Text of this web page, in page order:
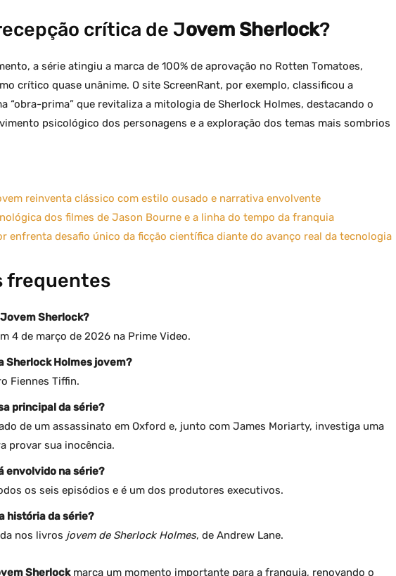
crítica de Jovem Sherlock?
a série atingiu a marca de 100% de aprovação no Rotten Tomatoes,
crítico quase unânime. O site ScreenRant, por exemplo, classificou a
“obra-prima” que revitaliza a mitologia de Sherlock Holmes, destacando o
psicológico dos personagens e a exploração dos temas mais sombrios
reinventa clássico com estilo ousado e narrativa envolvente
dos filmes de Jason Bourne e a linha do tempo da franquia
enfrenta desafio único da ficção científica diante do avanço real da tecnologia
frequentes
Sherlock?
4 de março de 2026 na Prime Video.
Sherlock Holmes jovem?
Fiennes Tiffin.
principal da série?
de um assassinato em Oxford e, junto com James Moriarty, investiga uma
provar sua inocência.
envolvido na série?
os seis episódios e é um dos produtores executivos.
história da série?
nos livros jovem de Sherlock Holmes, de Andrew Lane.
Sherlockmarca um momento importante para a franquia, renovando o